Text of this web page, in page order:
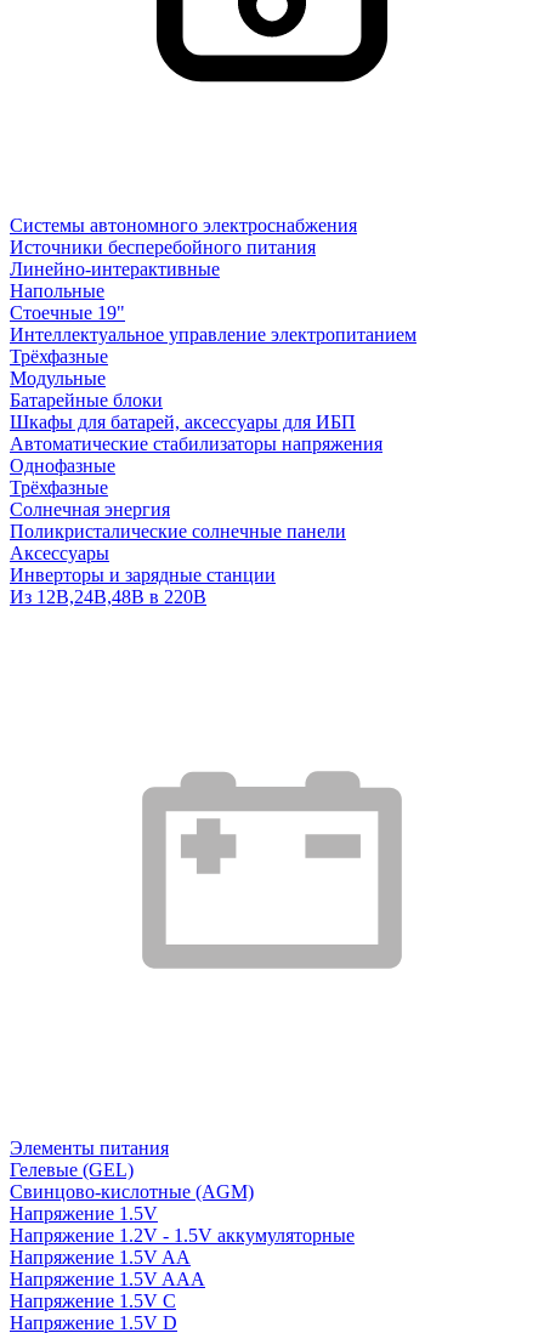
Системы автономного электроснабжения
Источники бесперебойного питания
Линейно-интерактивные
Напольные
Стоечные 19"
Интеллектуальное управление электропитанием
Трёхфазные
Модульные
Батарейные блоки
Шкафы для батарей, аксессуары для ИБП
Автоматические стабилизаторы напряжения
Однофазные
Трёхфазные
Солнечная энергия
Поликристалические солнечные панели
Аксессуары
Инверторы и зарядные станции
Из 12В,24В,48В в 220В
Элементы питания
Гелевые (GEL)
Свинцово-кислотные (AGM)
Напряжение 1.5V
Напряжение 1.2V - 1.5V аккумуляторные
Напряжение 1.5V AA
Напряжение 1.5V AAA
Напряжение 1.5V C
Напряжение 1.5V D